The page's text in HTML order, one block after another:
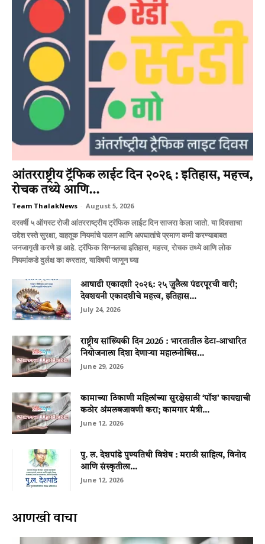
आंतरराष्ट्रीय ट्रॅफिक लाईट दिन २०२६ : इतिहास, महत्त्व,
रोचक तथ्ये आणि...
Team ThalakNews - August 5, 2026
दरवर्षी ५ ऑगस्ट रोजी आंतरराष्ट्रीय ट्रॅफिक लाईट दिन साजरा केला जातो. या दिवसाचा
उद्देश रस्ते सुरक्षा, वाहतूक नियमांचे पालन आणि अपघातांचे प्रमाण कमी करण्याबाबत
जनजागृती करणे हा आहे. ट्रॅफिक सिग्नलचा इतिहास, महत्त्व, रोचक तथ्ये आणि लोक
नियमांकडे दुर्लक्ष का करतात, याविषयी जाणून घ्या
आषाढी एकादशी २०२६: २५ जुलैला पंढरपूरची वारी;
देवशयनी एकादशीचे महत्त्व, इतिहास...
July 24, 2026
राष्ट्रीय सांख्यिकी दिन 2026 : भारतातील डेटा-आधारित
नियोजनाला दिशा देणाऱ्या महालनोबिस...
June 29, 2026
कामाच्या ठिकाणी महिलांच्या सुरक्षेसाठी ‘पॉश’ कायद्याची
कठोर अंमलबजावणी करा; कामगार मंत्री...
June 12, 2026
पु. ल. देशपांडे पुण्यतिथी विशेष : मराठी साहित्य, विनोद
आणि संस्कृतीला...
June 12, 2026
आणखी वाचा